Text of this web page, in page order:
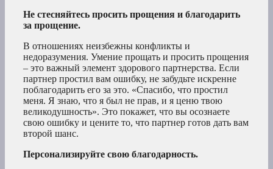
Не стесняйтесь просить прощения и благодарить
за прощение.
В отношениях неизбежны конфликты и
недоразумения. Умение прощать и просить прощения
– это важный элемент здорового партнерства. Если
партнер простил вам ошибку, не забудьте искренне
поблагодарить его за это. «Спасибо, что простил
меня. Я знаю, что я был не прав, и я ценю твою
великодушность». Это покажет, что вы осознаете
свою ошибку и цените то, что партнер готов дать вам
второй шанс.
Персонализируйте свою благодарность.